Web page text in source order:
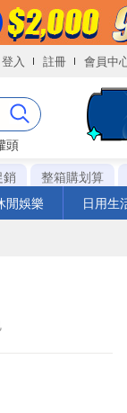
登入 註冊 會員中
頭
銷 整箱購划算
閒娛樂 日用生